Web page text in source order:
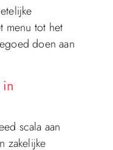
menu tot het
doen aan
scala aan
zakelijke